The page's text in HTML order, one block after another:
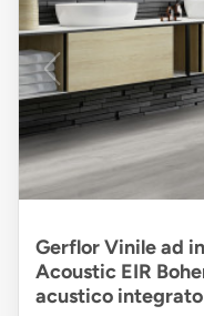
Gerflor Vinile ad
Acoustic EIR
acustico integrato